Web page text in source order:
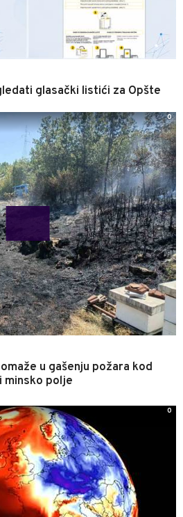
glasački listići za Opšte
u gašenju požara kod
minsko polje
0
0